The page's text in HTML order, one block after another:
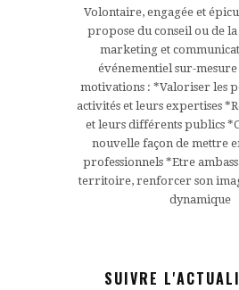
Volontaire, engagée et
propose du conseil ou de
marketing et
événementiel sur-
motivations : *Valoriser les
activités et leurs expertises
et leurs différents publics
nouvelle façon de mettre
professionnels *Etre
territoire, renforcer son
dynamique
SUIVRE